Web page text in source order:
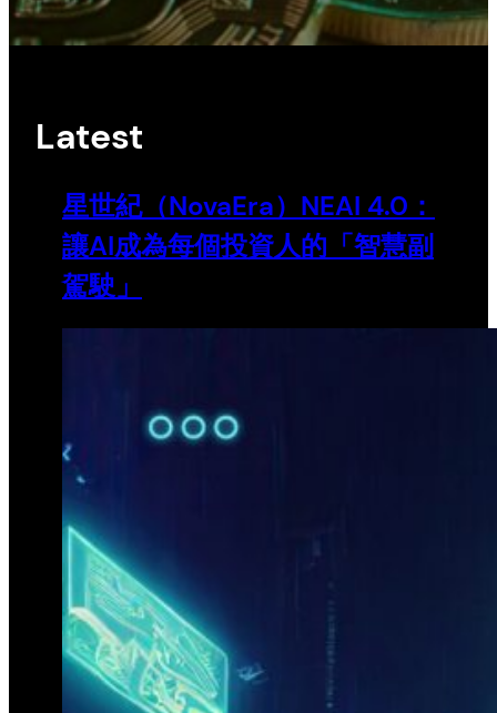
Latest
星世紀（NovaEra）NEAI 4.0：
讓AI成為每個投資人的「智慧副
駕駛」